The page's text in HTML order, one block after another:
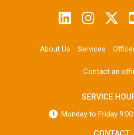
About Us Services
Contact an
SERVICE
Monday to Friday